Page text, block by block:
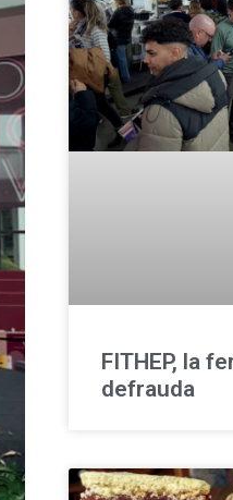
FITHEP, la
defrauda